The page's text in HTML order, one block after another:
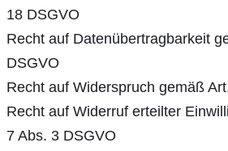
18 DSGVO
Recht auf Datenübertragbarkeit
DSGVO
Recht auf Widerspruch gemäß
Recht auf Widerruf erteilter
7 Abs. 3 DSGVO